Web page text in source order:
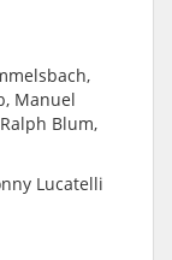
Manuel
Blum,
Lucatelli